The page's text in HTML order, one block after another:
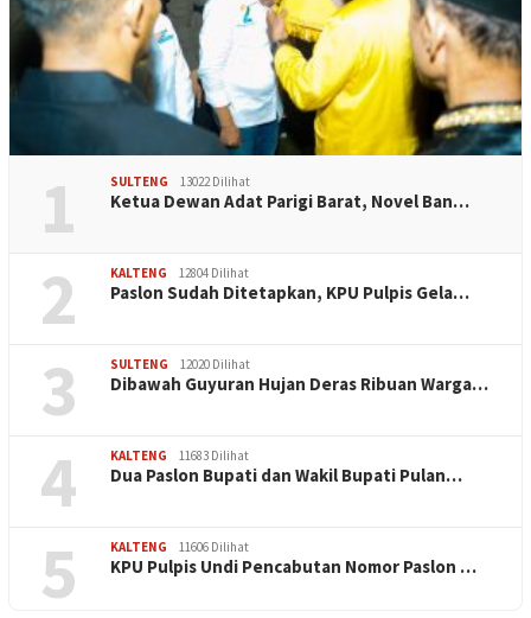
1 SULTENG 13022 Dilihat
Ketua Dewan Adat Parigi Barat, Novel Ban…
2 KALTENG 12804 Dilihat
Paslon Sudah Ditetapkan, KPU Pulpis Gela…
3 SULTENG 12020 Dilihat
Dibawah Guyuran Hujan Deras Ribuan Warga…
4 KALTENG 11683 Dilihat
Dua Paslon Bupati dan Wakil Bupati Pulan…
5 KALTENG 11606 Dilihat
KPU Pulpis Undi Pencabutan Nomor Paslon …